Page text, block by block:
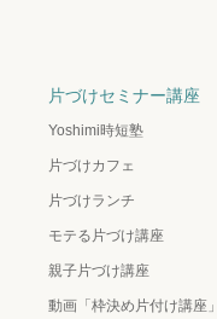
片づけセミナー講座
Yoshimi時短塾
片づけカフェ
片づけランチ
モテる片づけ講座
親子片づけ講座
動画「枠決め片付け講座」